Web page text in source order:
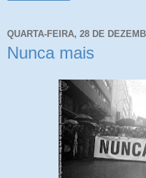
QUARTA-FEIRA, 28 DE
Nunca mais